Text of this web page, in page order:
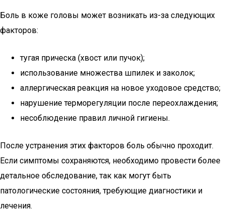
Боль в коже головы может возникать из-за следующих
факторов:
тугая прическа (хвост или пучок);
использование множества шпилек и заколок;
аллергическая реакция на новое уходовое средство;
нарушение терморегуляции после переохлаждения;
несоблюдение правил личной гигиены.
После устранения этих факторов боль обычно проходит.
Если симптомы сохраняются, необходимо провести более
детальное обследование, так как могут быть
патологические состояния, требующие диагностики и
лечения.